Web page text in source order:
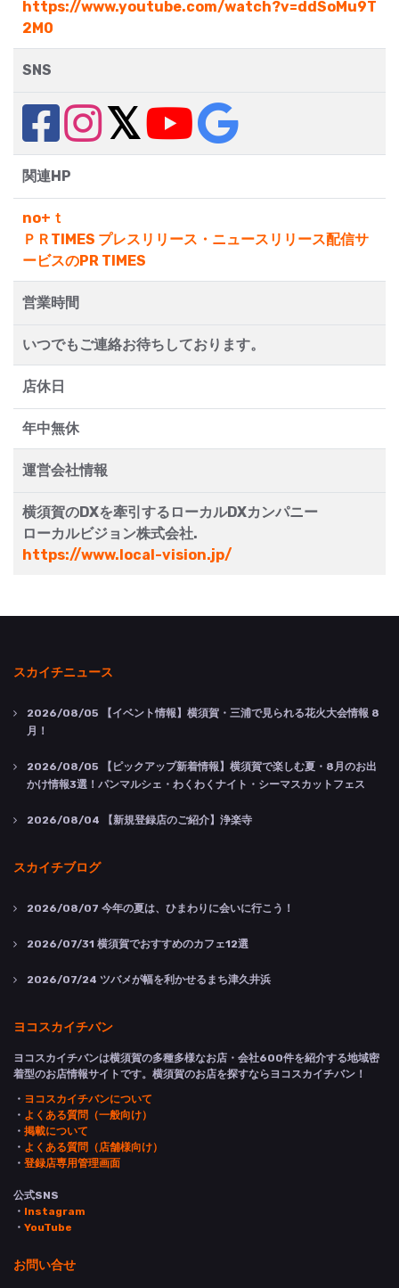
https://www.youtube.com/watch?v=ddSoMu9T
2M0
SNS
関連HP
no+ｔ
ＰＲTIMES プレスリリース・ニュースリリース配信サ
ービスのPR TIMES
営業時間
いつでもご連絡お待ちしております。
店休日
年中無休
運営会社情報
横須賀のDXを牽引するローカルDXカンパニー
ローカルビジョン株式会社.
https://www.local-vision.jp/
スカイチニュース
2026/08/05 【イベント情報】横須賀・三浦で見られる花火大会情報 8
月！
2026/08/05 【ピックアップ新着情報】横須賀で楽しむ夏・8月のお出
かけ情報3選！パンマルシェ・わくわくナイト・シーマスカットフェス
2026/08/04 【新規登録店のご紹介】浄楽寺
スカイチブログ
2026/08/07 今年の夏は、ひまわりに会いに行こう！
2026/07/31 横須賀でおすすめのカフェ12選
2026/07/24 ツバメが幅を利かせるまち津久井浜
ヨコスカイチバン
ヨコスカイチバンは横須賀の多種多様なお店・会社600件を紹介する地域密
着型のお店情報サイトです。横須賀のお店を探すならヨコスカイチバン！
・ ヨコスカイチバンについて
・ よくある質問（一般向け）
・ 掲載について
・ よくある質問（店舗様向け）
・ 登録店専用管理画面
公式SNS
・ Instagram
・ YouTube
お問い合せ